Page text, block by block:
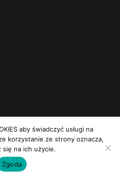
aby świadczyć usługi na
korzystanie ze strony oznacza,
się na ich użycie.
Zgoda